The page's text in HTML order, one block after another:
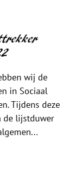
wij de
in Sociaal
Tijdens deze
de lijstduwer